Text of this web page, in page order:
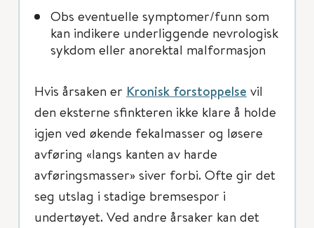
Obs eventuelle symptomer/funn som
kan indikere underliggende nevrologisk
sykdom eller anorektal malformasjon
Hvis årsaken er Kronisk forstoppelse vil
den eksterne sfinkteren ikke klare å holde
igjen ved økende fekalmasser og løsere
avføring «langs kanten av harde
avføringsmasser» siver forbi. Ofte gir det
seg utslag i stadige bremsespor i
undertøyet. Ved andre årsaker kan det